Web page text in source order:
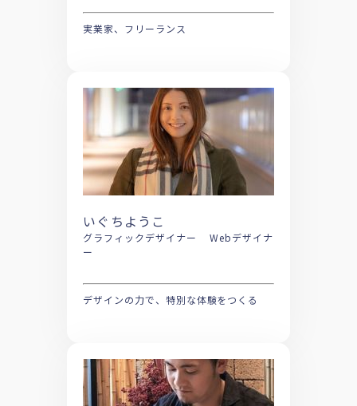
実業家、フリーランス
いぐちようこ
グラフィックデザイナー Webデザイナ
ー
デザインの力で、特別な体験をつくる